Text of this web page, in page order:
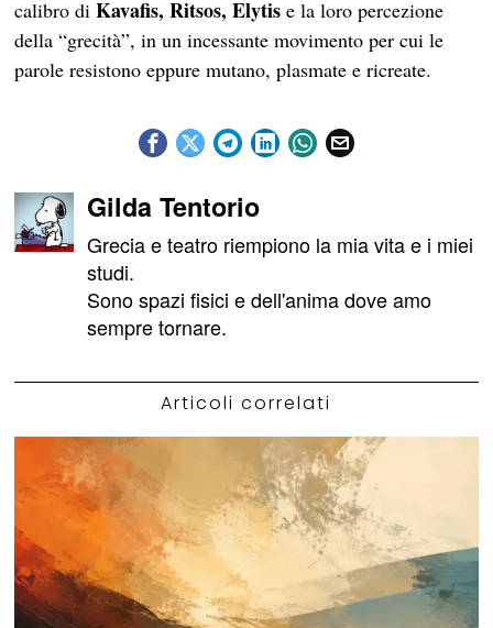
calibro diKavafis, Ritsos, Elytis e la loro percezione
della “grecità”, in un incessante movimento per cui le
parole resistono eppure mutano, plasmate e ricreate.
Gilda Tentorio
Grecia e teatro riempiono la mia vita e i miei
studi.
Sono spazi fisici e dell'anima dove amo
sempre tornare.
Articoli correlati